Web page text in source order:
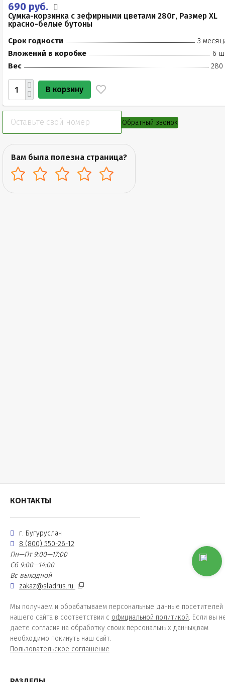
690 руб.
Сумка-корзинка с зефирными цветами 280г, Размер XL
красно-белые бутоны
Срок годности
3
Вложений в коробке
6
Вес
280
В корзину
Обратный звонок
Вам была полезна страница?
КОНТАКТЫ
г. Бугуруслан
8 (800) 550-26-12
Пн—Пт 9:00—17:00
Сб 9:00—14:00
Вс выходной
zakaz@sladrus.ru
Мы получаем и обрабатываем персональные данные посетителей
нашего сайта в соответствии с официальной политикой. Если вы
даете согласия на обработку своих персональных данных,вам
необходимо покинуть наш сайт.
Пользовательское соглашение